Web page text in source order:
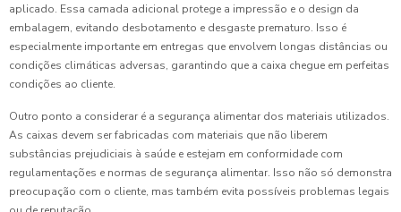
aplicado. Essa camada adicional protege a impressão e o design da
embalagem, evitando desbotamento e desgaste prematuro. Isso é
especialmente importante em entregas que envolvem longas distâncias ou
condições climáticas adversas, garantindo que a caixa chegue em perfeitas
condições ao cliente.
Outro ponto a considerar é a segurança alimentar dos materiais utilizados.
As caixas devem ser fabricadas com materiais que não liberem
substâncias prejudiciais à saúde e estejam em conformidade com
regulamentações e normas de segurança alimentar. Isso não só demonstra
preocupação com o cliente, mas também evita possíveis problemas legais